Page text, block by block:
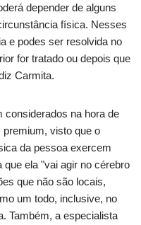
depender de alguns
física. Nesses
e podes ser resolvida no
for tratado ou depois que
Carmita.
considerados na hora de
visto que o
da pessoa exercem
ela "vai agir no cérebro
que não são locais,
um todo, inclusive, no
Também, a especialista